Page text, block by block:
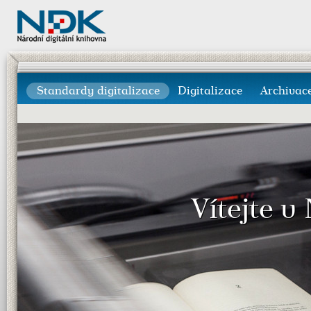
Standardy digitalizace Digitalizace
Vítejte v